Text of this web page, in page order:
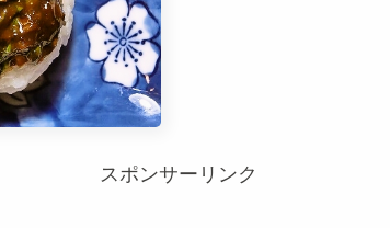
スポンサーリンク